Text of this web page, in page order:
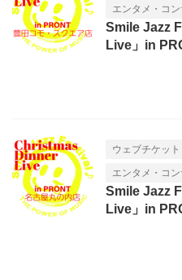
エンタメ・コン
Smile Jazz
Live」in
ウェブチケット
エンタメ・コン
Smile Jazz
Live」in